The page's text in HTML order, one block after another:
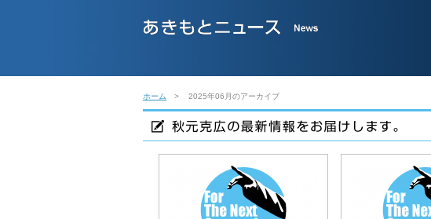
ホーム 2025年06月のアーカイブ